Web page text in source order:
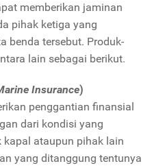
memberikan jaminan
pihak ketiga yang
benda tersebut. Produk-
lain sebagai berikut.
Insurance)
penggantian finansial
dari kondisi yang
ataupun pihak lain
yang ditanggung tentunya